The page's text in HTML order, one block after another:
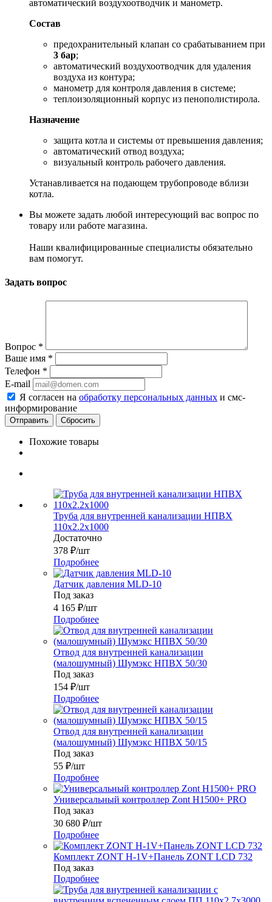
автоматический воздухоотводчик и манометр.
Состав
предохранительный клапан со срабатыванием при
3 бар;
автоматический воздухоотводчик для удаления
воздуха из контура;
манометр для контроля давления в системе;
теплоизоляционный корпус из пенополистирола.
Назначение
защита котла и системы от превышения давления;
автоматический отвод воздуха;
визуальный контроль рабочего давления.
Устанавливается на подающем трубопроводе вблизи
котла.
Вы можете задать любой интересующий вас вопрос по
товару или работе магазина.
Наши квалифицированные специалисты обязательно
вам помогут.
Задать вопрос
Вопрос *
Ваше имя *
Телефон *
E-mail
Я согласен на обработку персональных данных и смс-
информирование
Сбросить
Похожие товары
Труба для внутренней канализации НПВХ
110x2.2х1000
Достаточно
378 ₽/шт
Подробнее
Датчик давления MLD-10
Под заказ
4 165 ₽/шт
Подробнее
Отвод для внутренней канализации
(малошумный) Шумэкс НПВХ 50/30
Под заказ
154 ₽/шт
Подробнее
Отвод для внутренней канализации
(малошумный) Шумэкс НПВХ 50/15
Под заказ
55 ₽/шт
Подробнее
Универсальный контроллер Zont H1500+ PRO
Под заказ
30 680 ₽/шт
Подробнее
Комплект ZONT H-1V+Панель ZONT LCD 732
Под заказ
Подробнее